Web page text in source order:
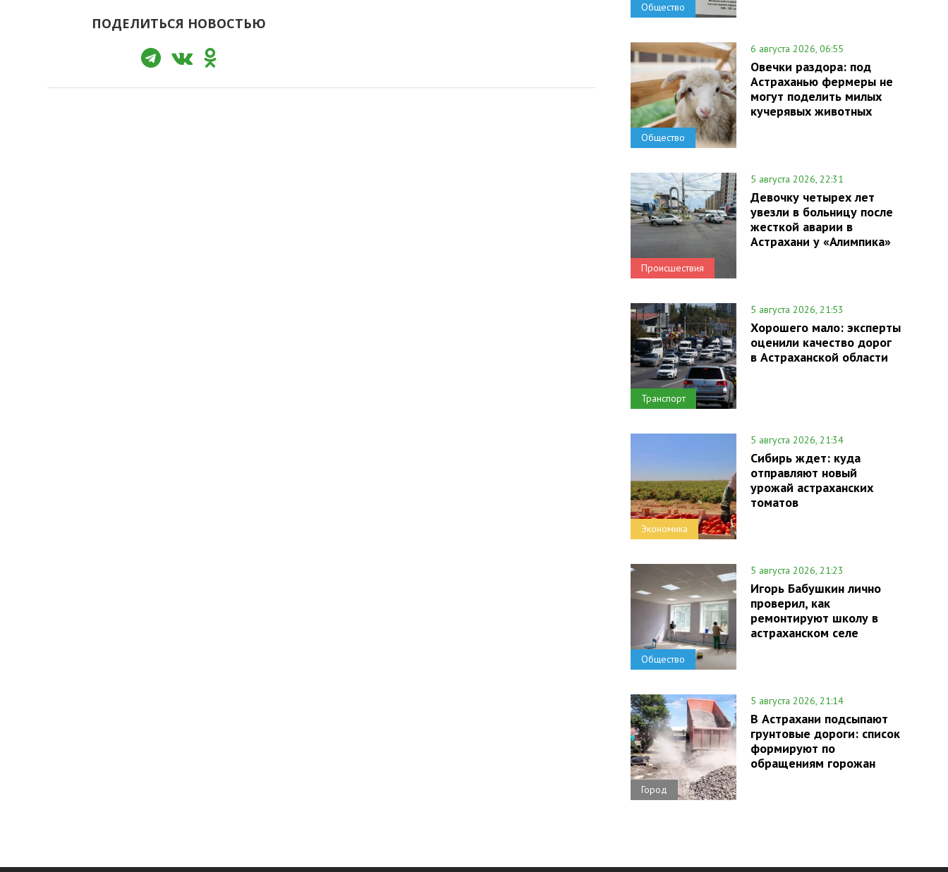
ПОДЕЛИТЬСЯ НОВОСТЬЮ
Общество
Общество
6 августа 2026, 06:55
Овечки раздора: под
Астраханью фермеры не
могут поделить милых
кучерявых животных
Происшествия
5 августа 2026, 22:31
Девочку четырех лет
увезли в больницу после
жесткой аварии в
Астрахани у «Алимпика»
Транспорт
5 августа 2026, 21:53
Хорошего мало: эксперты
оценили качество дорог
в Астраханской области
Экономика
5 августа 2026, 21:34
Сибирь ждет: куда
отправляют новый
урожай астраханских
томатов
Общество
5 августа 2026, 21:23
Игорь Бабушкин лично
проверил, как
ремонтируют школу в
астраханском селе
Город
5 августа 2026, 21:14
В Астрахани подсыпают
грунтовые дороги: список
формируют по
обращениям горожан